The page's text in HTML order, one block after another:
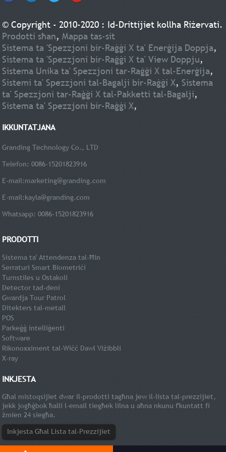
© Copyright - 2010-2020 : Id-Drittijiet kollha Riżervati.
Prodotti sħan,Mappa tas-sit
Sistema ta 'Spezzjoni bir-Raġġi X ta' Enerġija Doppja,
Sistema ta 'Spezzjoni bir-Raġġi X ta' View Doppju,
Sistema Unika ta' Spezzjoni tar-Raġġi X tal-Enerġija,
Sistemi ta' Spezzjoni tal-Bagalji bir-Raġġi X, Sistema
ta' Spezzjoni tar-Raġġi X tal-Pakketti tal-Bagalji,
Sistema ta' Spezzjoni bir-Raġġi X,
IKKUNTATJANA
Granding Technology Co., LTD
Telefon: 0086-15201823916
E-mail:marketing@granding.com
E-mail:kayla@granding.com
Whatsapp: 0086-15201823916
PRODOTTI
Sistema ta' Attendenza tal-Ħin
Serraturi Smart Biometriċi
Turnstiles u Ostakoli
Detector tad-deni
Gwardja Tour Patrol
Ditekters tal-metall
POS
Parkeġġ intelliġenti
Software
Rikonoxximent tal-Wiċċ Dawl Viżibbli
X-ray
INKJESTA
Għal mistoqsijiet dwar il-prodotti tagħna jew il-lista tal-prezzijiet,
jekk jogħġbok ħalli l-email tiegħek lilna u aħna nkunu f'kuntatt fi
żmien 24 siegħa.
Inkjesta Għal Lista tal-Prezzijiet